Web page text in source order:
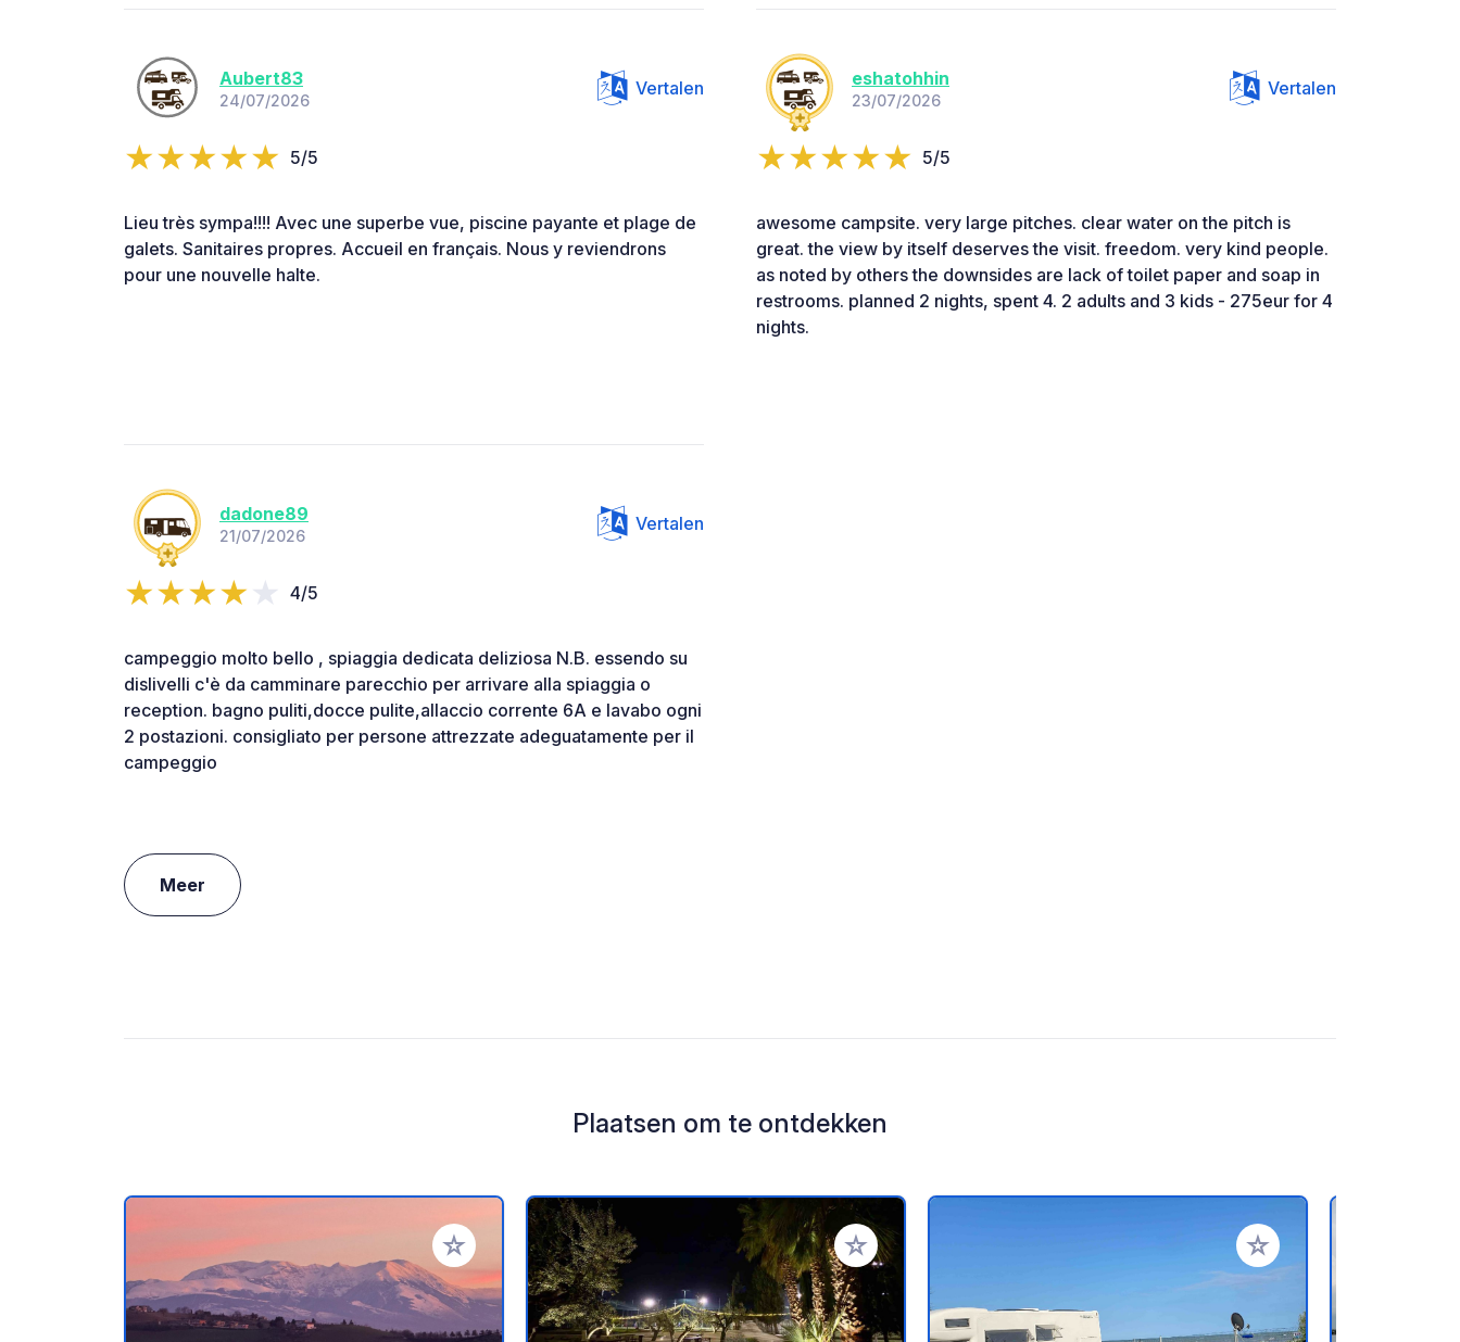
Aubert83
24/07/2026
Vertalen
5/5
Lieu très sympa!!!! Avec une superbe vue, piscine payante et plage de
galets. Sanitaires propres. Accueil en français. Nous y reviendrons
pour une nouvelle halte.
eshatohhin
23/07/2026
Vertalen
5/5
awesome campsite. very large pitches. clear water on the pitch is
great. the view by itself deserves the visit. freedom. very kind people.
as noted by others the downsides are lack of toilet paper and soap in
restrooms. planned 2 nights, spent 4. 2 adults and 3 kids - 275eur for 4
nights.
dadone89
21/07/2026
Vertalen
4/5
campeggio molto bello , spiaggia dedicata deliziosa N.B. essendo su
dislivelli c'è da camminare parecchio per arrivare alla spiaggia o
reception. bagno puliti,docce pulite,allaccio corrente 6A e lavabo ogni
2 postazioni. consigliato per persone attrezzate adeguatamente per il
campeggio
Meer
Plaatsen om te ontdekken
Voeg toe aan je favorieten Voeg toe aan je favorieten Voeg toe aan je favorieten